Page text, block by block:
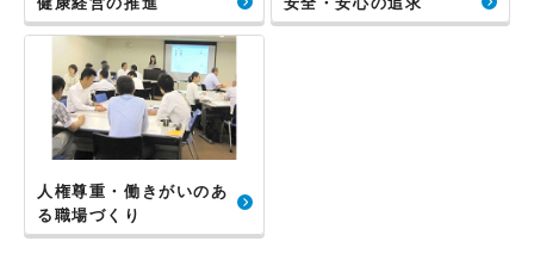
人権尊重・働きがいのあ
る職場づくり